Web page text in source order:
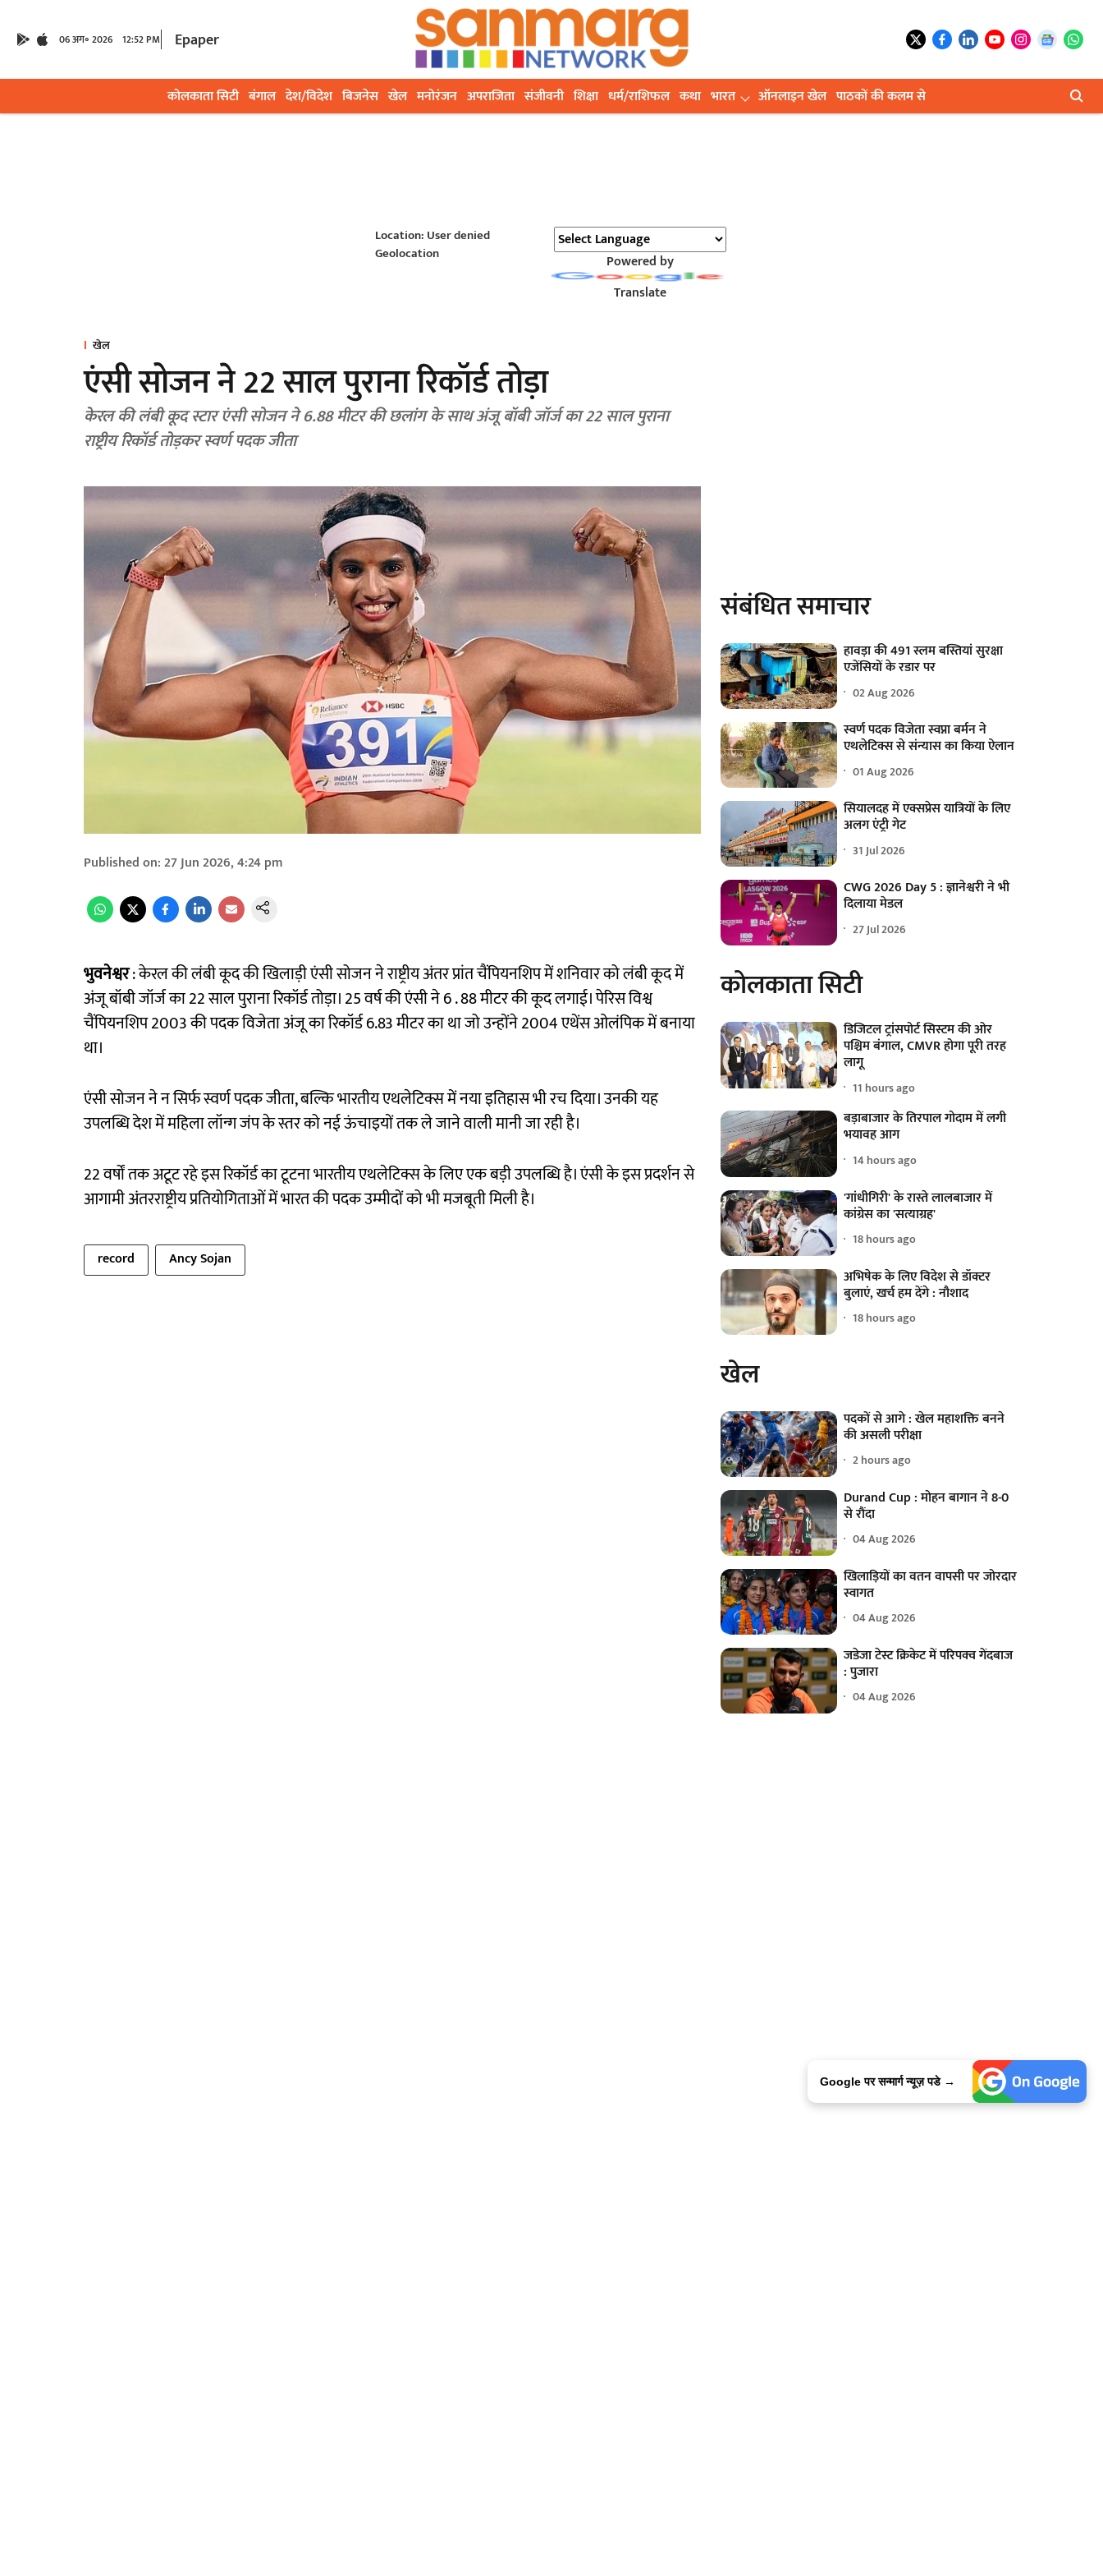
06 अग॰ 2026 12:52 PM Epaper
कोलकाता सिटी बंगाल देश/विदेश बिजनेस खेल मनोरंजन अपराजिता संजीवनी शिक्षा धर्म/राशिफल कथा भारत ऑनलाइन खेल पाठकों की कलम से
Location: User denied
Geolocation
Powered by
Translate
खेल
एंसी सोजन ने 22 साल पुराना रिकॉर्ड तोड़ा
केरल की लंबी कूद स्टार एंसी सोजन ने 6.88 मीटर की छलांग के साथ अंजू बॉबी जॉर्ज का 22 साल पुराना
राष्ट्रीय रिकॉर्ड तोड़कर स्वर्ण पदक जीता
Published on:27 Jun 2026, 4:24 pm
भुवनेश्वर: केरल की लंबी कूद की खिलाड़ी एंसी सोजन ने राष्ट्रीय अंतर प्रांत चैंपियनशिप में शनिवार को लंबी कूद में
अंजू बॉबी जॉर्ज का 22 साल पुराना रिकॉर्ड तोड़ा। 25 वर्ष की एंसी ने 6 . 88 मीटर की कूद लगाई। पेरिस विश्व
चैंपियनशिप 2003 की पदक विजेता अंजू का रिकॉर्ड 6.83 मीटर का था जो उन्होंने 2004 एथेंस ओलंपिक में बनाया
था।
एंसी सोजन ने न सिर्फ स्वर्ण पदक जीता, बल्कि भारतीय एथलेटिक्स में नया इतिहास भी रच दिया। उनकी यह
उपलब्धि देश में महिला लॉन्ग जंप के स्तर को नई ऊंचाइयों तक ले जाने वाली मानी जा रही है।
22 वर्षों तक अटूट रहे इस रिकॉर्ड का टूटना भारतीय एथलेटिक्स के लिए एक बड़ी उपलब्धि है। एंसी के इस प्रदर्शन से
आगामी अंतरराष्ट्रीय प्रतियोगिताओं में भारत की पदक उम्मीदों को भी मजबूती मिली है।
record Ancy Sojan
संबंधित समाचार
हावड़ा की 491 स्लम बस्तियां सुरक्षा
एजेंसियों के रडार पर
02 Aug 2026
स्वर्ण पदक विजेता स्वप्ना बर्मन ने
एथलेटिक्स से संन्यास का किया ऐलान
01 Aug 2026
सियालदह में एक्सप्रेस यात्रियों के लिए
अलग एंट्री गेट
31 Jul 2026
CWG 2026 Day 5 : ज्ञानेश्वरी ने भी
दिलाया मेडल
27 Jul 2026
कोलकाता सिटी
डिजिटल ट्रांसपोर्ट सिस्टम की ओर
पश्चिम बंगाल, CMVR होगा पूरी तरह
लागू
11 hours ago
बड़ाबाजार के तिरपाल गोदाम में लगी
भयावह आग
14 hours ago
'गांधीगिरी' के रास्ते लालबाजार में
कांग्रेस का 'सत्याग्रह'
18 hours ago
अभिषेक के लिए विदेश से डॉक्टर
बुलाएं, खर्च हम देंगे : नौशाद
18 hours ago
खेल
पदकों से आगे : खेल महाशक्ति बनने
की असली परीक्षा
2 hours ago
Durand Cup : मोहन बागान ने 8-0
से रौंदा
04 Aug 2026
खिलाड़ियों का वतन वापसी पर जोरदार
स्वागत
04 Aug 2026
जडेजा टेस्ट क्रिकेट में परिपक्व गेंदबाज
: पुजारा
04 Aug 2026
Google पर सन्मार्ग न्यूज़ पडे →